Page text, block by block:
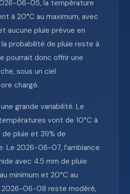
06-05, la température
à 20°C au maximum, avec
aucune pluie prévue en
probabilité de pluie reste à
pourrait donc offrir une
sous un ciel
chargé.
grande variabilité. Le
vont de 10°C à
de pluie et 39% de
Le 2026-06-07, l’ambiance
avec 4.5 mm de pluie
minimum et 20°C au
2026-06-08 reste modéré,